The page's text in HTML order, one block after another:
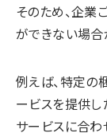
そのため、企業
ができない場合
例えば、特定の
ービスを提供し
サービスに合わ